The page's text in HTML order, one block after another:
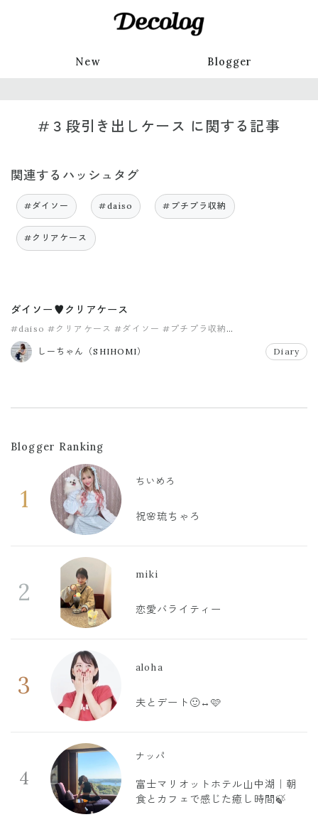
New Blogger
#３段引き出しケース に関する記事
関連するハッシュタグ
#ダイソー #daiso #プチプラ収納
#クリアケース
ダイソー♥︎クリアケース
#daiso #クリアケース #ダイソー #プチプラ収納
#３段引き出しケース
しーちゃん（SHIHOMI）
Diary
Blogger Ranking
1
ちいめろ
祝🌸琉ちゃろ
2
miki
恋愛バライティー
3
aloha
夫とデート🙂‍↔️🩷
4
ナッパ
富士マリオットホテル山中湖｜朝
食とカフェで感じた癒し時間🍃